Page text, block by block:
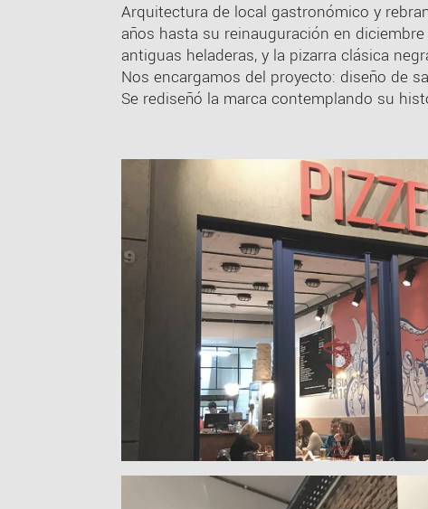
Arquitectura de local gastronómico y
años hasta su reinauguración en
antiguas heladeras, y la pizarra clásica
Nos encargamos del proyecto: diseño de
Se rediseñó la marca contemplando su